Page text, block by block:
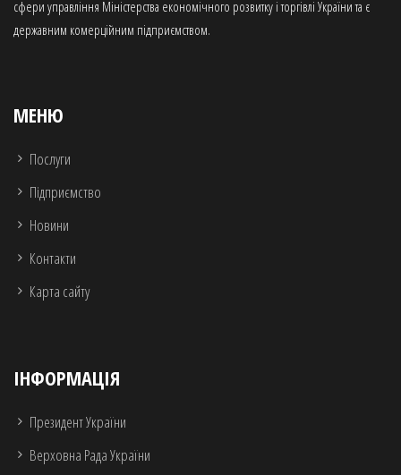
сфери управління Міністерства економічного розвитку і торгівлі України та є
державним комерційним підприємством.
МЕНЮ
Послуги
Підприємство
Новини
Контакти
Карта сайту
ІНФОРМАЦІЯ
Президент України
Верховна Рада України